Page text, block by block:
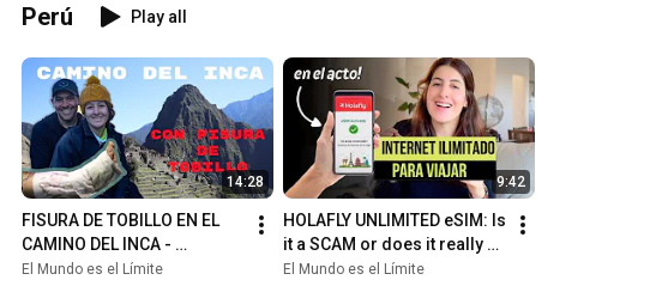
Perú Play all
14:28
FISURA DE TOBILLO EN EL
CAMINO DEL INCA -
MACHUPICHU
El Mundo es el Límite
9:42
HOLAFLY UNLIMITED eSIM: Is
it a SCAM or does it really
work?
El Mundo es el Límite